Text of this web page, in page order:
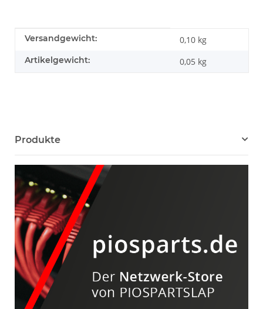
Produkteigenschaft
Wert
Versandgewicht: 0,10 kg
Artikelgewicht: 0,05 kg
Produkte